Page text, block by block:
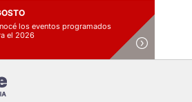
los eventos programados
el 2026